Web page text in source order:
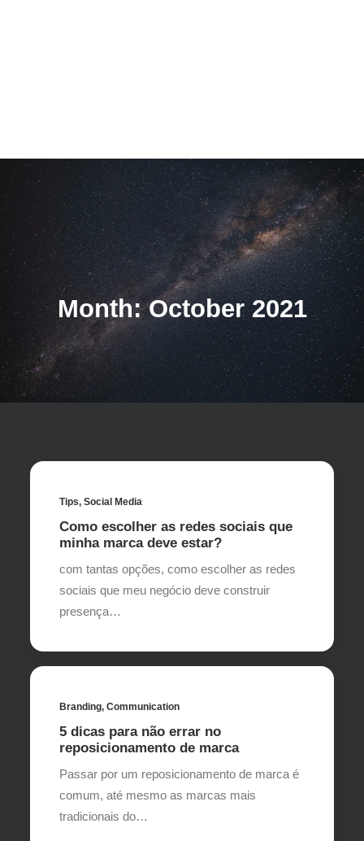
Month: October 2021
Tips, Social Media
Como escolher as redes sociais que
minha marca deve estar?
com tantas opções, como escolher as redes
sociais que meu negócio deve construir
presença…
Branding, Communication
5 dicas para não errar no
reposicionamento de marca
Passar por um reposicionamento de marca é
comum, até mesmo as marcas mais
tradicionais do…